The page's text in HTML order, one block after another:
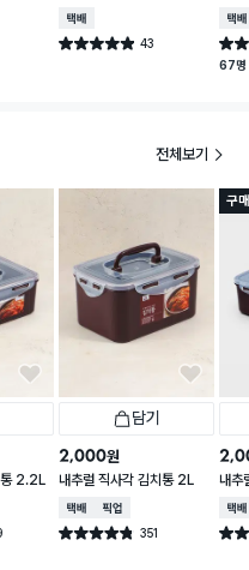
아이보
통 1.2 L
택배배송
별점 4.9점 43
건 작성
가
이보
택배
별점
67명
전체보기
통 2.2L
담기
2,000원
내추럴 직사각 김치통 2L
택배배송매장픽업
별점 4.8점 351
건 작성
구
내추
택배
별점